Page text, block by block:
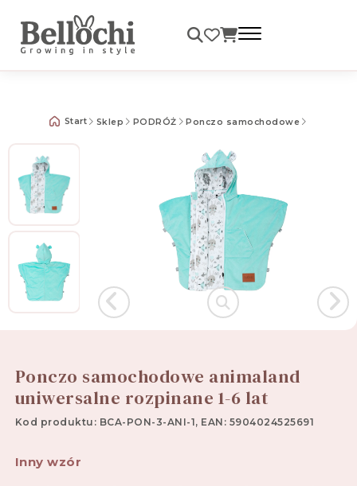
Darmowa dostawa od 99 zł
Start Sklep PODRÓŻ Ponczo samochodowe
Ponczo samochodowe animaland
uniwersalne rozpinane 1-6 lat
Kod produktu: BCA-PON-3-ANI-1, EAN: 5904024525691
Inny wzór